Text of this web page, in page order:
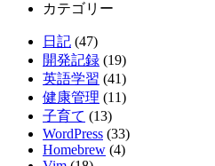
カテゴリー
日記 (47)
開発記録 (19)
英語学習 (41)
健康管理 (11)
子育て (13)
WordPress (33)
Homebrew (4)